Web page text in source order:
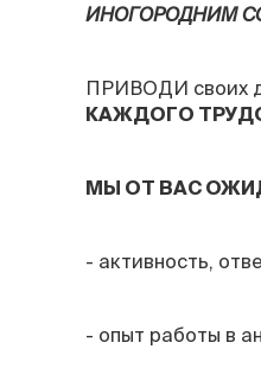
ИНОГОРОДНИМ
ПРИВОДИ своих
КАЖДОГО
МЫ ОТ ВАС
- активность,
- опыт работы в